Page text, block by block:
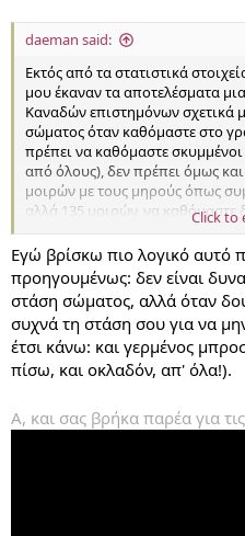
daeman said:
Εκτός από τα στατιστικά
μου έκαναν τα αποτελέσματα
Καναδών επιστημόνων σχετικά
σώματος όταν καθόμαστε στο
πρέπει να καθόμαστε
από όλους), δεν πρέπει όμως
μοιρών με τους μηρούς όπως
αλλά 135 μοιρών, να καθόμαστε
πίσω, πάντα με τα πόδια στο
Click to
Εγώ βρίσκω πιο λογικό αυτό
προηγουμένως: δεν είναι
στάση σώματος, αλλά όταν
συχνά τη στάση σου για να
έτσι κάνω: και γερμένος
πίσω, και οκλαδόν, απ' όλα!).
Α, και σας βρήκα παρέα για